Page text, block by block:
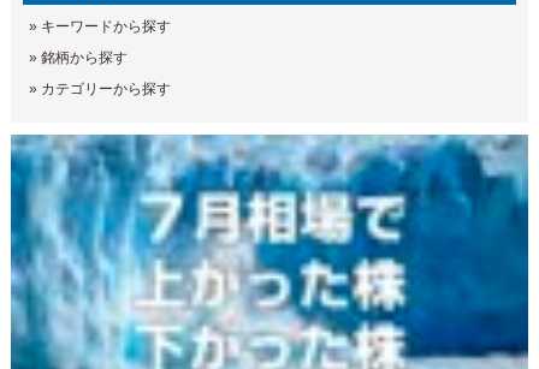
» キーワードから探す
» 銘柄から探す
» カテゴリーから探す